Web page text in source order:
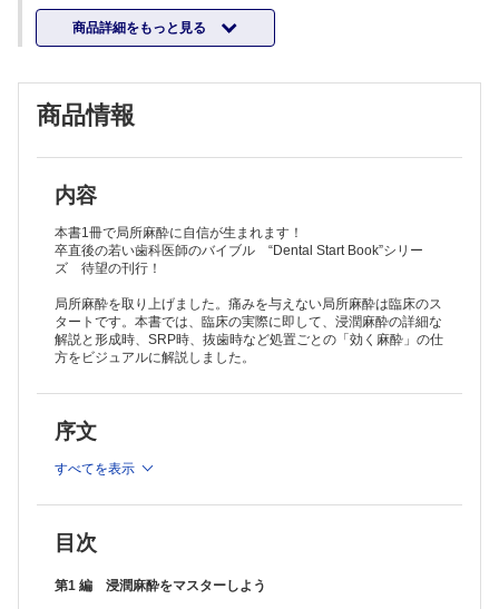
浸潤麻酔は歯科治療のファーストゲート
麻酔をする前に必要なこと
麻酔奏効に必要なこと
2 章 浸潤麻酔時の問診
まずは問診
3 章 患者さんへの説明
麻酔前の説明と声かけ
術後の説明
麻酔についての質問
COLUMN 1 麻酔薬の作用機序／患者さんに説明できる?
表面麻酔は大事
表面麻酔薬の特徴
使用上の注意点
5 章 浸潤麻酔の実際
上顎における神経走行
針の刺入の仕方
投与量および持続時間
注入速度
術後の持続時間
商品詳細をもっと見る
商品情報
内容
本書1冊で局所麻酔に自信が生まれます！
卒直後の若い歯科医師のバイブル “Dental Start Book”シリー
ズ 待望の刊行！
局所麻酔を取り上げました。痛みを与えない局所麻酔は臨床のス
タートです。本書では、臨床の実際に即して、浸潤麻酔の詳細な
解説と形成時、SRP時、抜歯時など処置ごとの「効く麻酔」の仕
方をビジュアルに解説しました。
序文
すべてを表示
目次
第1 編 浸潤麻酔をマスターしよう